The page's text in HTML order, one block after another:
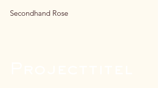
Secondhand Rose